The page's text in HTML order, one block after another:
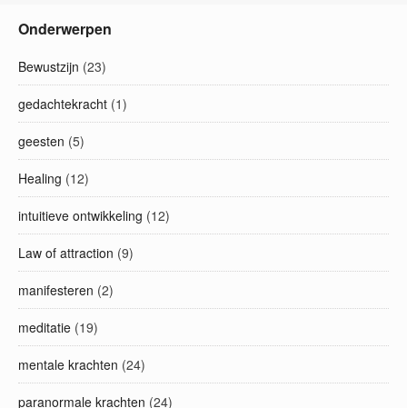
Onderwerpen
Bewustzijn (23)
gedachtekracht (1)
geesten (5)
Healing (12)
intuitieve ontwikkeling (12)
Law of attraction (9)
manifesteren (2)
meditatie (19)
mentale krachten (24)
paranormale krachten (24)